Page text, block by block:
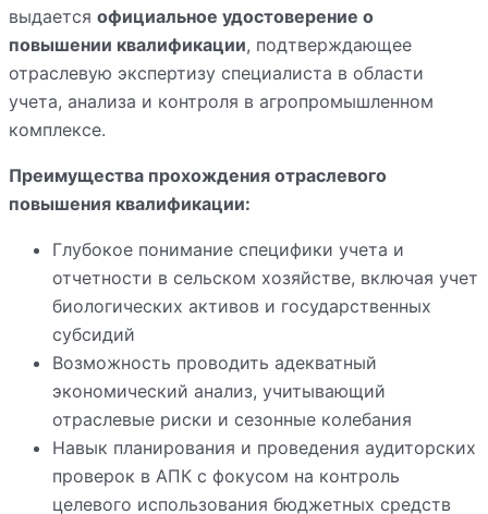
выдается официальное удостоверение о
повышении квалификации, подтверждающее
отраслевую экспертизу специалиста в области
учета, анализа и контроля в агропромышленном
комплексе.
Преимущества прохождения отраслевого
повышения квалификации:
Глубокое понимание специфики учета и
отчетности в сельском хозяйстве, включая учет
биологических активов и государственных
субсидий
Возможность проводить адекватный
экономический анализ, учитывающий
отраслевые риски и сезонные колебания
Навык планирования и проведения аудиторских
проверок в АПК с фокусом на контроль
целевого использования бюджетных средств